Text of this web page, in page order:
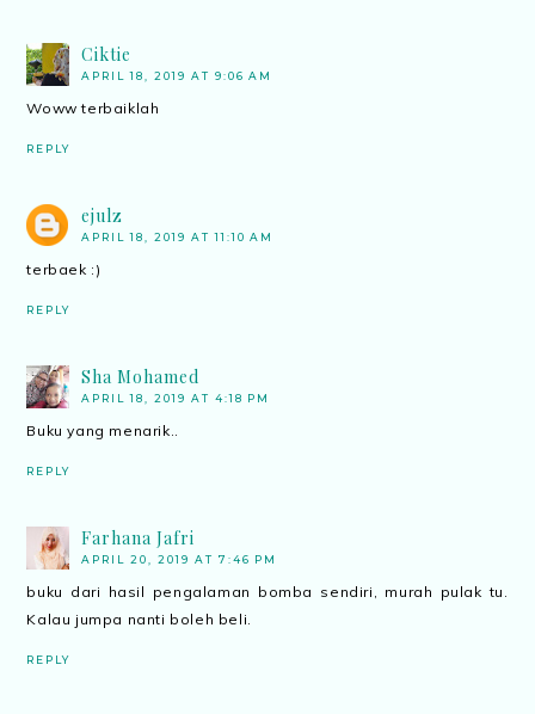
Ciktie
APRIL 18, 2019 AT 9:06 AM
Woww terbaiklah
REPLY
ejulz
APRIL 18, 2019 AT 11:10 AM
terbaek :)
REPLY
Sha Mohamed
APRIL 18, 2019 AT 4:18 PM
Buku yang menarik..
REPLY
Farhana Jafri
APRIL 20, 2019 AT 7:46 PM
buku dari hasil pengalaman bomba sendiri, murah pulak tu.
Kalau jumpa nanti boleh beli.
REPLY